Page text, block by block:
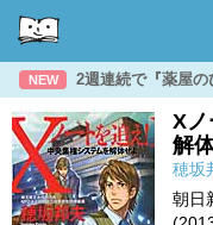
NEW 2週連続で『薬屋
Xノ
解
穂坂
朝日